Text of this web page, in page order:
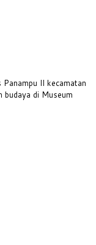
II kecamatan
budaya di Museum